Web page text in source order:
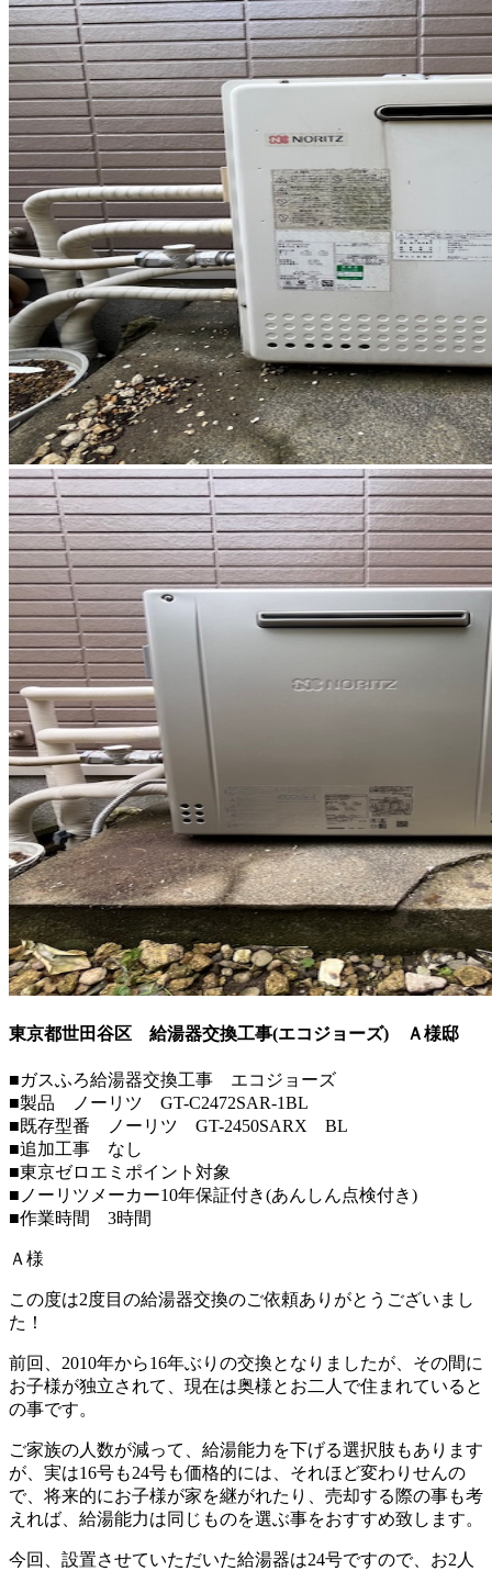
東京都世田谷区 給湯器交換工事(エコジョーズ) Ａ様邸
■ガスふろ給湯器交換工事 エコジョーズ
■製品 ノーリツ GT-C2472SAR-1BL
■既存型番 ノーリツ GT-2450SARX BL
■追加工事 なし
■東京ゼロエミポイント対象
■ノーリツメーカー10年保証付き(あんしん点検付き)
■作業時間 3時間
Ａ様
この度は2度目の給湯器交換のご依頼ありがとうございまし
た！
前回、2010年から16年ぶりの交換となりましたが、その間に
お子様が独立されて、現在は奥様とお二人で住まれていると
の事です。
ご家族の人数が減って、給湯能力を下げる選択肢もあります
が、実は16号も24号も価格的には、それほど変わりせんの
で、将来的にお子様が家を継がれたり、売却する際の事も考
えれば、給湯能力は同じものを選ぶ事をおすすめ致します。
今回、設置させていただいた給湯器は24号ですので、お2人